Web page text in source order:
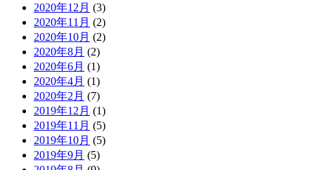
2020年12月 (3)
2020年11月 (2)
2020年10月 (2)
2020年8月 (2)
2020年6月 (1)
2020年4月 (1)
2020年2月 (7)
2019年12月 (1)
2019年11月 (5)
2019年10月 (5)
2019年9月 (5)